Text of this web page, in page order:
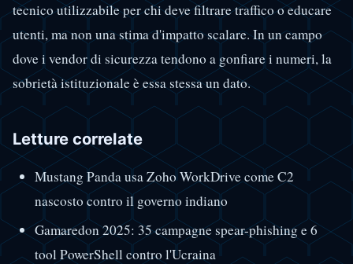
tecnico utilizzabile per chi deve filtrare traffico o educare
utenti, ma non una stima d'impatto scalare. In un campo
dove i vendor di sicurezza tendono a gonfiare i numeri, la
sobrietà istituzionale è essa stessa un dato.
Letture correlate
Mustang Panda usa Zoho WorkDrive come C2
nascosto contro il governo indiano
Gamaredon 2025: 35 campagne spear-phishing e 6
tool PowerShell contro l'Ucraina